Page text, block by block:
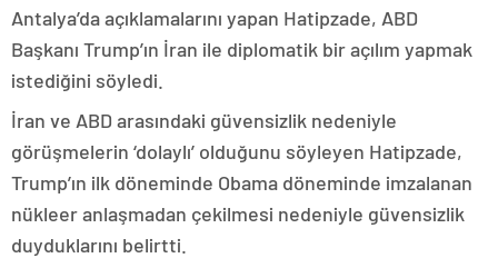
Antalya’da açıklamalarını yapan Hatipzade, ABD
Başkanı Trump’ın İran ile diplomatik bir açılım yapmak
istediğini söyledi.
İran ve ABD arasındaki güvensizlik nedeniyle
görüşmelerin ‘dolaylı’ olduğunu söyleyen Hatipzade,
Trump’ın ilk döneminde Obama döneminde imzalanan
nükleer anlaşmadan çekilmesi nedeniyle güvensizlik
duyduklarını belirtti.